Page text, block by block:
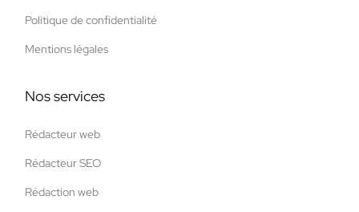
Politique de confidentialité
Mentions légales
Nos services
Rédacteur web
Rédacteur SEO
Rédaction web